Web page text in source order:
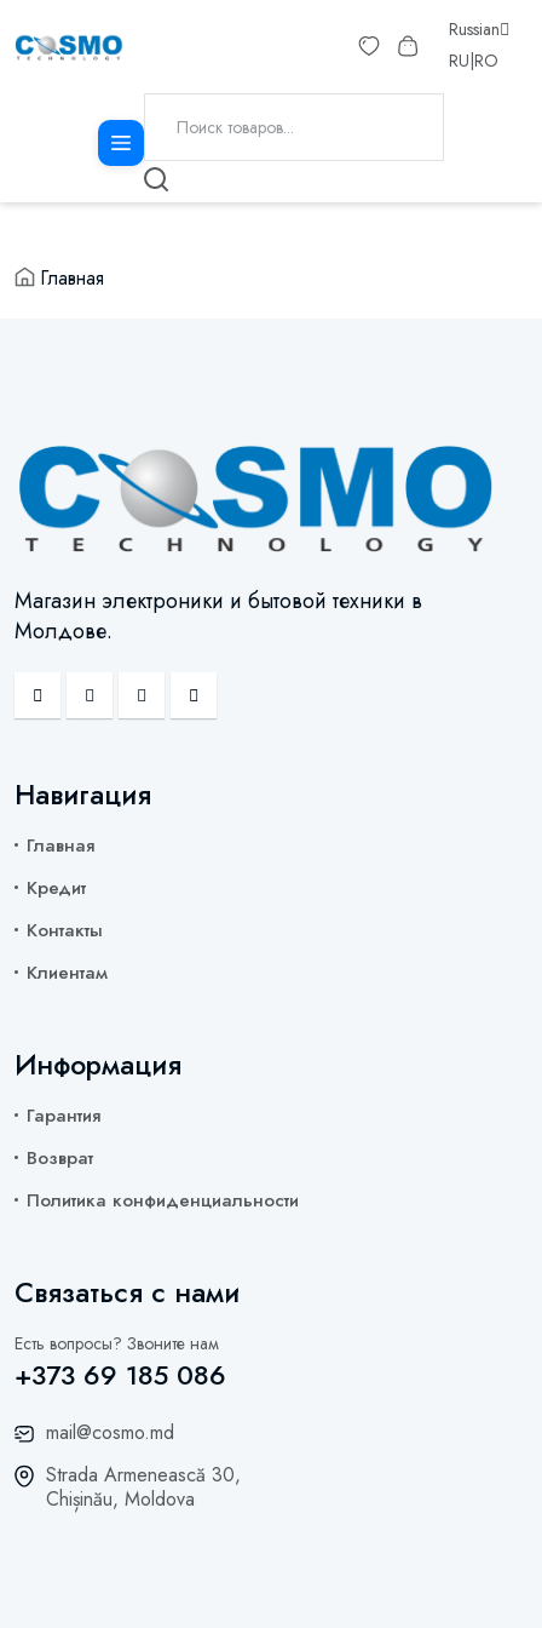
Russian
RU RO
Главная
Магазин электроники и бытовой техники в
Молдове.
Навигация
Главная
Кредит
Контакты
Клиентам
Информация
Гарантия
Возврат
Политика конфиденциальности
Связаться с нами
Есть вопросы? Звоните нам
+373 69 185 086
mail@cosmo.md
Strada Armenească 30,
Chișinău, Moldova